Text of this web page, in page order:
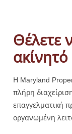
Θέλετε
Η Maryland
πλήρη
επαγγελματική
οργανωμένη